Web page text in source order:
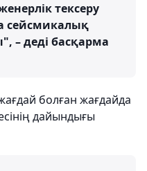
тексеру
сейсмикалық
– деді басқарма
болған жағдайда
дайындығы